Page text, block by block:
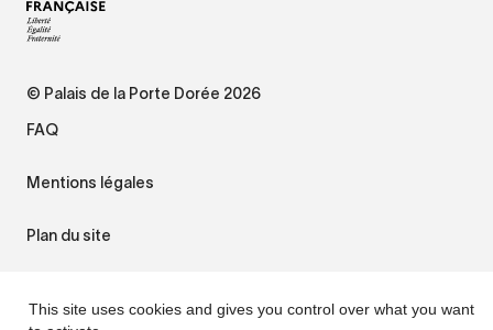
© Palais de la Porte Dorée 2026
FAQ
Mentions légales
Plan du site
This site uses cookies and gives you control over what you want